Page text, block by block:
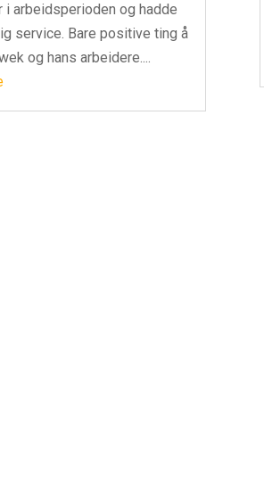
arbeidsperioden og hadde
service. Bare positive ting å
og hans arbeidere....